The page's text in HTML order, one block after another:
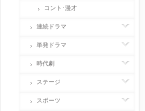
コント･漫才
連続ドラマ
単発ドラマ
時代劇
ステージ
スポーツ